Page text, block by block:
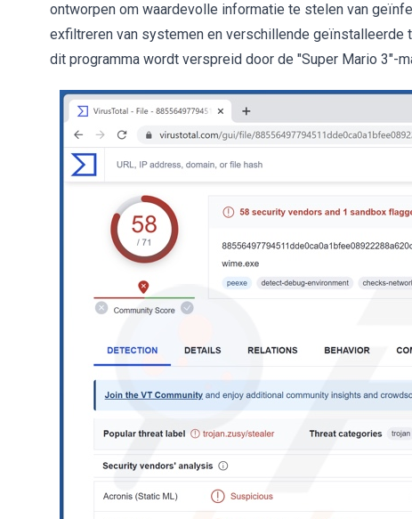
ontworpen om waardevolle informatie te stelen van
exfiltreren van systemen en verschillende
dit programma wordt verspreid door de "Super Mario 3"-